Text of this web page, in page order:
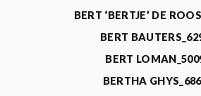
BERT ‘BERTJE’ DE
BERT
BERT
BERTHA